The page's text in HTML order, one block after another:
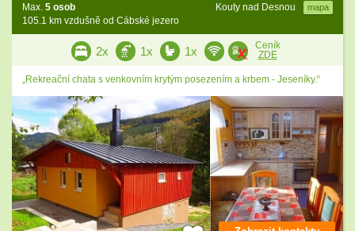
Kouty nad Desnou mapa
Max. 5 osob
105.1 km vzdušně od Cábské jezero
2x 1x 1x
Ceník
ZDE
„Rekreační chata s venkovním krytým posezením a krbem - Jeseníky.“